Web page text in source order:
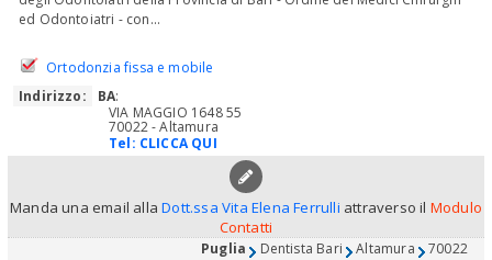
ed Odontoiatri - con...
Ortodonzia fissa e mobile
Indirizzo:
BA:
VIA MAGGIO 1648 55
70022 - Altamura
Tel: CLICCA QUI
Manda una email allaDott.ssa Vita Elena Ferrulli attraverso il Modulo
Contatti
Puglia Dentista Bari Altamura 70022